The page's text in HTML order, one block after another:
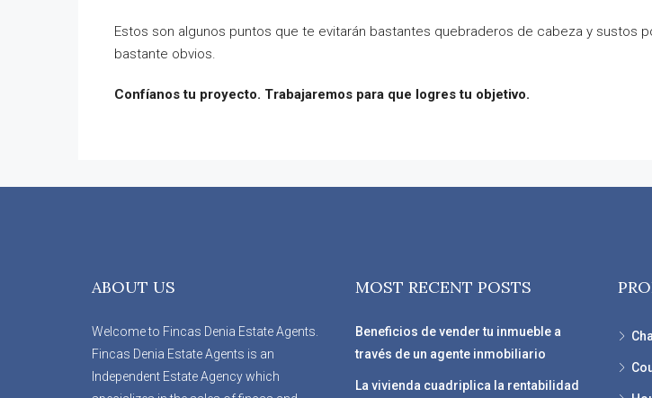
Estos son algunos puntos que te evitarán bastantes quebraderos de cabeza y sustos
bastante obvios.
Confíanos tu proyecto. Trabajaremos para que logres tu objetivo.
ABOUT US
Welcome to Fincas Denia Estate Agents.
Fincas Denia Estate Agents is an
Independent Estate Agency which
MOST RECENT POSTS
Beneficios de vender tu inmueble a
través de un agente inmobiliario
La vivienda cuadriplica la rentabilidad